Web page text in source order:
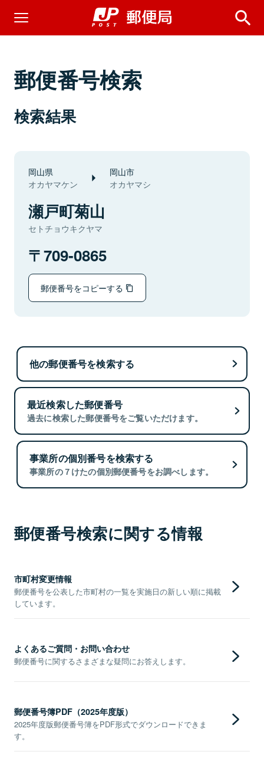
郵便番号検索
検索結果
岡山県
オカヤマケン
岡山市
オカヤマシ
瀬戸町菊山
セトチョウキクヤマ
709-0865
郵便番号をコピーする
他の郵便番号を検索する
最近検索した郵便番号
過去に検索した郵便番号をご覧いただけます。
事業所の個別番号を検索する
事業所の７けたの個別郵便番号をお調べします。
郵便番号検索に関する情報
市町村変更情報
郵便番号を公表した市町村の一覧を実施日の新しい順に掲載
しています。
よくあるご質問・お問い合わせ
郵便番号に関するさまざまな疑問にお答えします。
郵便番号簿PDF（2025年度版）
2025年度版郵便番号簿をPDF形式でダウンロードできま
す。